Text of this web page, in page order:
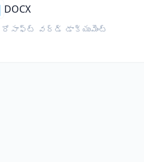
DOCX
వర్డ్ డాక్యుమెంట్